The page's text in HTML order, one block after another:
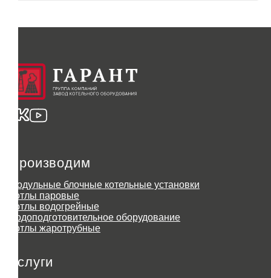
Производим
Модульные блочные котельные установки
Котлы паровые
Котлы водогрейные
Водоподготовительное оборудование
Котлы жаротрубные
Услуги